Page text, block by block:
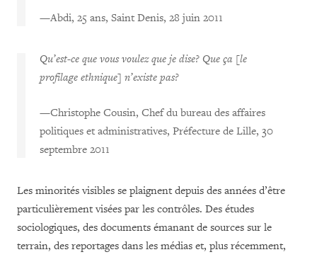
—Abdi, 25 ans, Saint Denis, 28 juin 2011
Qu’est-ce que vous voulez que je dise? Que ça [le
profilage ethnique] n’existe pas?
—Christophe Cousin, Chef du bureau des affaires
politiques et administratives, Préfecture de Lille, 30
septembre 2011
Les minorités visibles se plaignent depuis des années d’être
particulièrement visées par les contrôles. Des études
sociologiques, des documents émanant de sources sur le
terrain, des reportages dans les médias et, plus récemment,